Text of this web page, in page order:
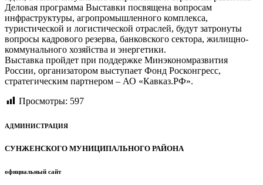
Деловая программа Выставки посвящена вопросам
инфраструктуры, агропромышленного комплекса,
туристической и логистической отраслей, будут затронуты
вопросы кадрового резерва, банковского сектора, жилищно-
коммунального хозяйства и энергетики.
Выставка пройдет при поддержке Минэкономразвития
России, организатором выступает Фонд Росконгресс,
стратегическим партнером – АО «Кавказ.РФ».
Просмотры: 597
АДМИНИСТРАЦИЯ
СУНЖЕНСКОГО МУНИЦИПАЛЬНОГО РАЙОНА
официальный сайт